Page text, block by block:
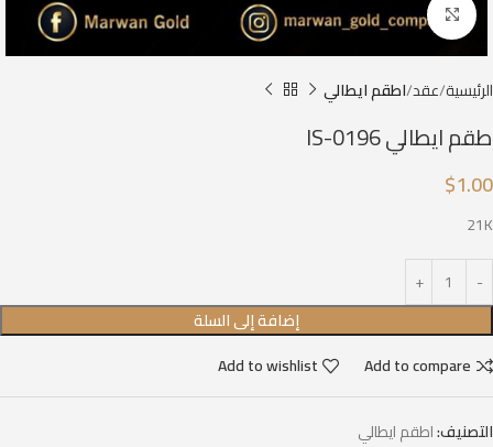
Click to enlarge
الرئيسية عقد اطقم ايطالي
طقم ايطالي IS-0196
$1.00
21K
إضافة إلى السلة
Add to compare
Add to wishlist
التصنيف:اطقم ايطالي